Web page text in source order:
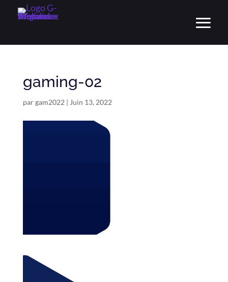
gaming-02
pargam2022 | Juin 13, 2022